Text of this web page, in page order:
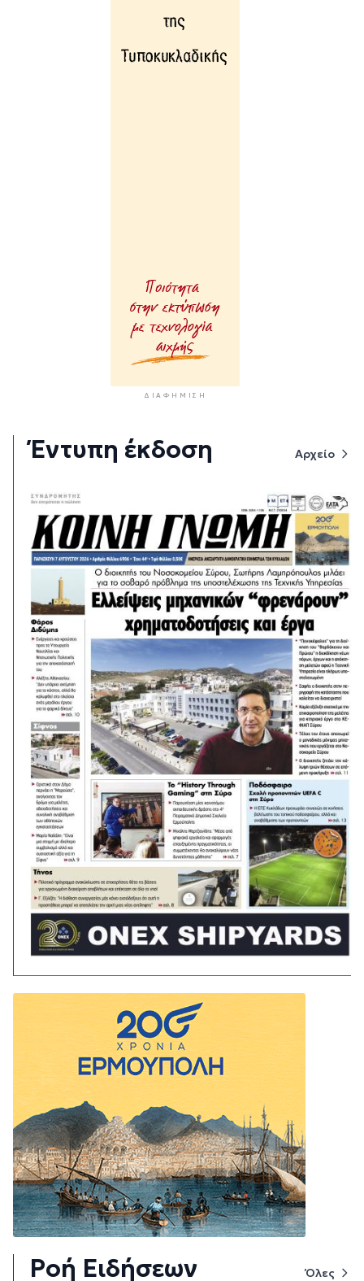
ΔΙΑΦΉΜΙΣΗ
Έντυπη έκδοση Αρχείο
Ροή Ειδήσεων Όλες